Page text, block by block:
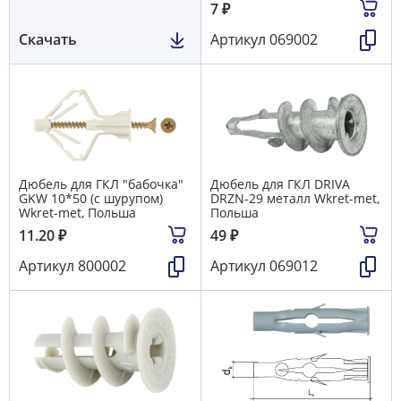
Скачать
7₽
Артикул 069002
Дюбель для ГКЛ "бабочка"
GKW 10*50 (с шурупом)
Wkret-met, Польша
11.20₽
Артикул 800002
Дюбель для ГКЛ DRIVA
DRZN-29 металл Wkret-met,
Польша
49₽
Артикул 069012